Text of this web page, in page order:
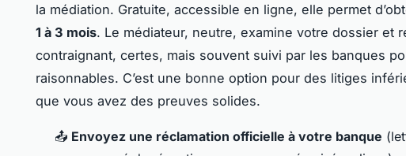
la médiation. Gratuite, accessible en ligne, elle permet
1 à 3 mois. Le médiateur, neutre, examine votre dossier et
contraignant, certes, mais souvent suivi par les banques
raisonnables. C’est une bonne option pour des litiges
que vous avez des preuves solides.
📤 Envoyez une réclamation officielle à votre banque